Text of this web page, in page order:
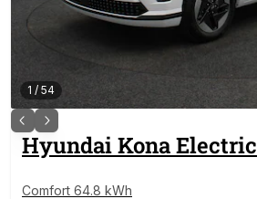
1 / 54
HyundaiKona Electric
Comfort 64.8 kWh